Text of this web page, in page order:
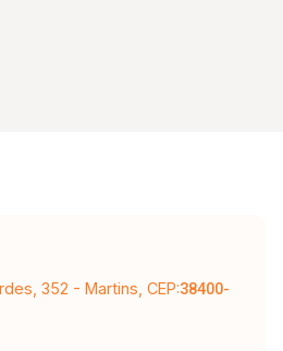
352 - Martins, CEP:38400-